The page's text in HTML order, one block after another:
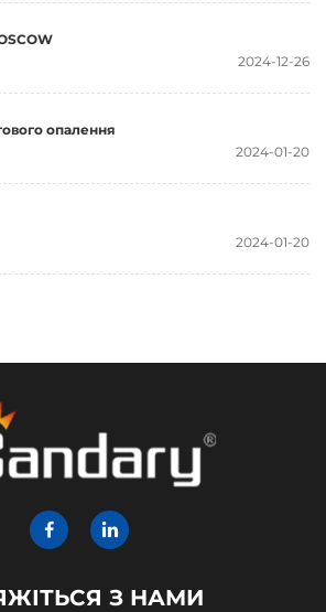
2024-12-26
опалення
2024-01-20
2024-01-20
З НАМИ